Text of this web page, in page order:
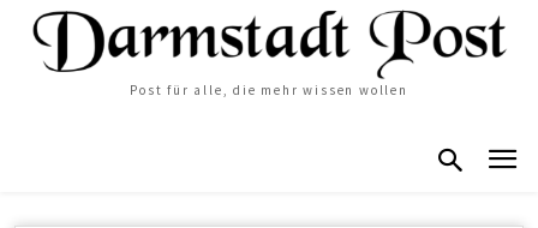
Post für alle, die mehr wissen wollen